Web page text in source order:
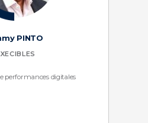
PINTO
performances digitales